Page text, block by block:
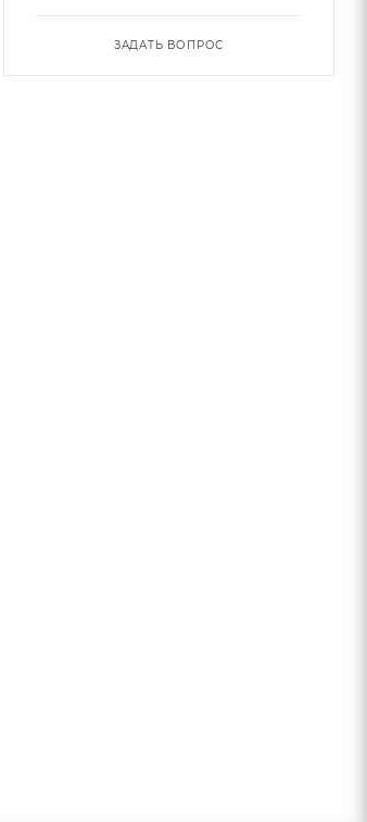
ЗАДАТЬ ВОПРОС